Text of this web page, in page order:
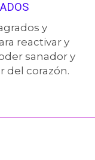
y
reactivar y
sanador y
del corazón.